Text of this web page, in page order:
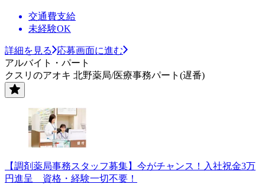
交通費支給
未経験OK
詳細を見る
応募画面に進む
アルバイト・パート
クスリのアオキ 北野薬局/医療事務パート(遅番)
【調剤薬局事務スタッフ募集】今がチャンス！入社祝金3万
円進呈 資格・経験一切不要！